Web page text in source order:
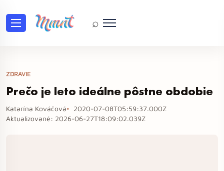
⌕
ZDRAVIE
Prečo je leto ideálne pôstne obdobie
Katarína Kováčová
2020-07-08T05:59:37.000Z
Aktualizované: 2026-06-27T18:09:02.039Z